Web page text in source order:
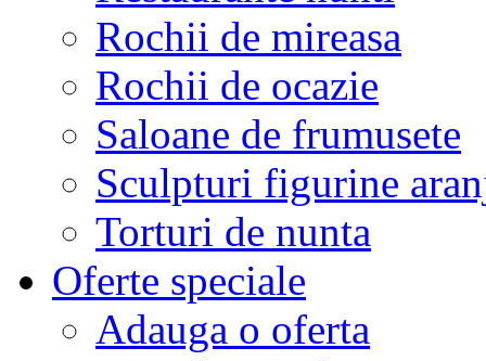
Rochii de mireasa
Rochii de ocazie
Saloane de frumusete
Sculpturi figurine
Torturi de nunta
Oferte speciale
Adauga o oferta